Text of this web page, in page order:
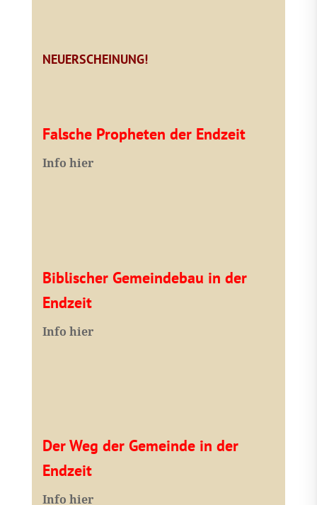
NEUERSCHEINUNG!
Falsche Propheten der Endzeit
Info hier
Biblischer Gemeindebau in der
Endzeit
Info hier
Der Weg der Gemeinde in der
Endzeit
Info hier